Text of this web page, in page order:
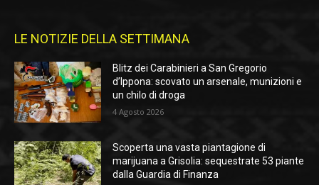
LE NOTIZIE DELLA SETTIMANA
Blitz dei Carabinieri a San Gregorio
d’Ippona: scovato un arsenale, munizioni e
un chilo di droga
4 Agosto 2026
Scoperta una vasta piantagione di
marijuana a Grisolia: sequestrate 53 piante
dalla Guardia di Finanza